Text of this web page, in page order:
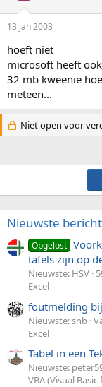
13 jan 2003
hoeft niet
microsoft heeft
32 mb kweenie
meteen...
Niet open voor
Nieuwste
Opgelost
tafels zijn op
Nieuwste: HSV
Excel
foutmelding
Nieuwste: snb
Excel
Tabel in een
Nieuwste:
VBA (Visual